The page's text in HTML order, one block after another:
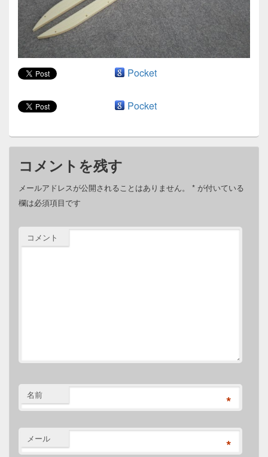
Pocket
Pocket
コメントを残す
メールアドレスが公開されることはありません。 * が付いている
欄は必須項目です
コメント
名前 *
メール *